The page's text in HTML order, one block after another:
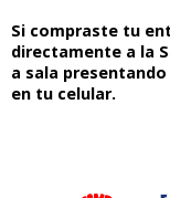
Si compraste tu
directamente a la
a sala
en tu celular.